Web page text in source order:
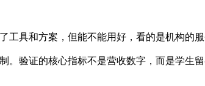
工具和方案，但能不能用好，看的是机构的
。验证的核心指标不是营收数字，而是学生